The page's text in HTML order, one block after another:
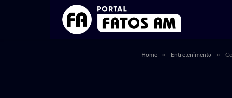
Home » Entretenimento »